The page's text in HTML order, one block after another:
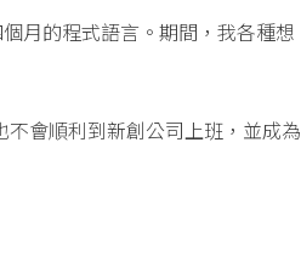
月的程式語言。期間，我各種想
會順利到新創公司上班，並成為